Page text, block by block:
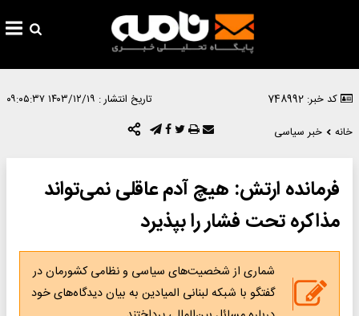
کد خبر: 748992 تاریخ انتشار : ۱۴۰۳/۱۲/۱۹ ۰۹:۰۵:۳۷
خانه
خبر سیاسی
فرمانده ارتش: هیچ آدم عاقلی نمی‌تواند
مذاکره تحت فشار را بپذیرد
شماری از شخصیت‌های سیاسی و نظامی کشورمان در
گفتگو با شبکه لبنانی المیادین به بیان دیدگاه‌های خود